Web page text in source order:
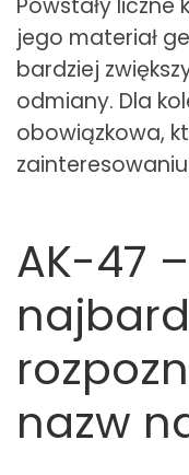
Powstały liczne
jego materiał
bardziej
odmiany. Dla
obowiązkowa,
AK-47
nazw